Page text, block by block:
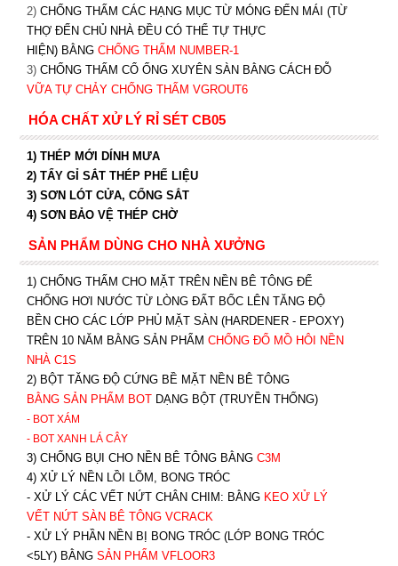
2) CHỐNG THẤM CÁC HẠNG MỤC TỪ MÓNG ĐẾN MÁI (TỪ
THỢ ĐẾN CHỦ NHÀ ĐỀU CÓ THỂ TỰ THỰC
HIỆN) BẰNG CHỐNG THẤM NUMBER-1
3) CHỐNG THẤM CỔ ỐNG XUYÊN SÀN BẰNG CÁCH ĐỖ
VỮA TỰ CHẢY CHỐNG THẤM VGROUT6
HÓA CHẤT XỬ LÝ RỈ SÉT CB05
1) THÉP MỚI DÍNH MƯA
2) TẨY GỈ SẮT THÉP PHẾ LIỆU
3) SƠN LÓT CỬA, CỔNG SẮT
4) SƠN BẢO VỆ THÉP CHỜ
SẢN PHẨM DÙNG CHO NHÀ XƯỞNG
1) CHỐNG THẤM CHO MẶT TRÊN NỀN BÊ TÔNG ĐỂ
CHỐNG HƠI NƯỚC TỪ LÒNG ĐẤT BỐC LÊN TĂNG ĐỘ
BỀN CHO CÁC LỚP PHỦ MẶT SÀN (HARDENER - EPOXY)
TRÊN 10 NĂM BẰNG SẢN PHẨM CHỐNG ĐỔ MỒ HÔI NỀN
NHÀ C1S
2) BỘT TĂNG ĐỘ CỨNG BỀ MẶT NỀN BÊ TÔNG
BẰNG SẢN PHẨM BOTDẠNG BỘT (TRUYỀN THỐNG)
- BOT XÁM
- BOT XANH LÁ CÂY
3) CHỐNG BỤI CHO NỀN BÊ TÔNG BẰNG C3M
4) XỬ LÝ NỀN LỒI LÕM, BONG TRÓC
- XỬ LÝ CÁC VẾT NỨT CHÂN CHIM: BẰNG KEO XỬ LÝ
VẾT NỨT SÀN BÊ TÔNG VCRACK
- XỬ LÝ PHẦN NỀN BỊ BONG TRÓC (LỚP BONG TRÓC
<5LY) BẰNG SẢN PHẨM VFLOOR3